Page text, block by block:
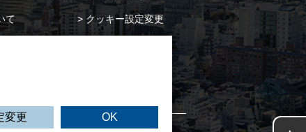
て クッキー設定変更
変更 OK